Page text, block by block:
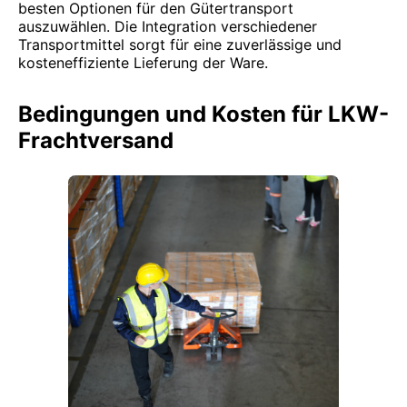
besten Optionen für den Gütertransport
auszuwählen. Die Integration verschiedener
Transportmittel sorgt für eine zuverlässige und
kosteneffiziente Lieferung der Ware.
Bedingungen und Kosten für LKW-
Frachtversand